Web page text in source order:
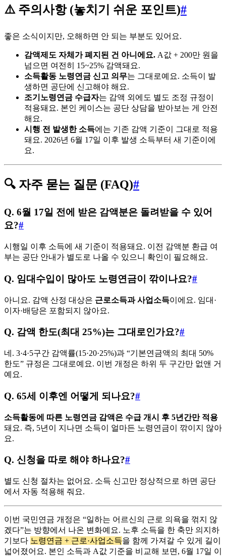
⚠️ 주의사항 (놓치기 쉬운 포인트)#
좋은 소식이지만, 오해하면 안 되는 부분도 있어요.
감액제도 자체가 폐지된 건 아니에요. A값 + 200만 원을
넘으면 여전히 15~25% 감액돼요.
소득활동 노령연금 신고 의무는 그대로예요. 소득이 발
생하면 공단에 신고해야 해요.
조기노령연금 수급자는 감액 외에도 별도 조정 규정이
적용돼요. 본인 케이스는 공단 상담을 받아보는 게 안전
해요.
시행 전 발생한 소득에는 기존 감액 기준이 그대로 적용
돼요. 2026년 6월 17일 이후 발생 소득부터 새 기준이에
요.
🔍 자주 묻는 질문 (FAQ)#
Q. 6월 17일 전에 받은 감액분은 돌려받을 수 있어
요?#
시행일 이후 소득에 새 기준이 적용돼요. 이전 감액분 환급 여
부는 공단 안내가 별도로 나올 수 있으니 확인이 필요해요.
Q. 임대수입이 많아도 노령연금이 깎이나요?#
아니요. 감액 산정 대상은 근로소득과 사업소득이에요. 임대·
이자·배당은 포함되지 않아요.
Q. 감액 한도(최대 25%)는 그대로인가요?#
네. 3·4·5구간 감액률(15·20·25%)과 “기본연금액의 최대 50%
한도” 규정은 그대로예요. 이번 개정은 하위 두 구간만 없앤 거
예요.
Q. 65세 이후엔 어떻게 되나요?#
소득활동에 따른 노령연금 감액은 수급 개시 후 5년간만 적용
돼요. 즉, 5년이 지나면 소득이 얼마든 노령연금이 깎이지 않아
요.
Q. 신청을 따로 해야 하나요?#
별도 신청 절차는 없어요. 소득 신고만 정상적으로 하면 공단
에서 자동 적용해 줘요.
이번 국민연금 개정은 “일하는 어르신의 근로 의욕을 꺾지 않
겠다”는 방향에서 나온 변화예요. 노후 소득을 한 축만 의지하
기보다 노령연금 + 근로·사업소득을 함께 가져갈 수 있게 길이
넓어졌어요. 본인 소득과 A값 기준을 비교해 보면, 6월 17일 이